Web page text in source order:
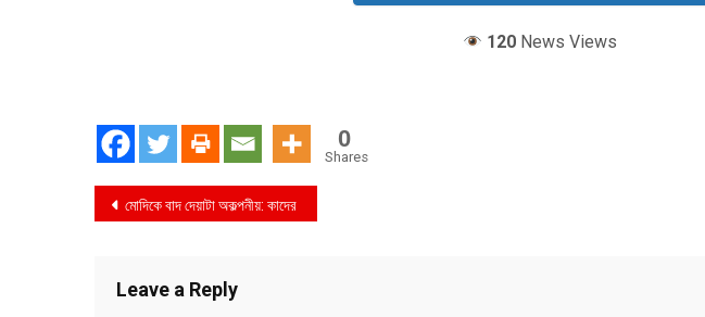
120News Views
0
Shares
Post
মোদিকে বাদ দেয়াটা অকল্পনীয়: কাদের
Leave a Reply